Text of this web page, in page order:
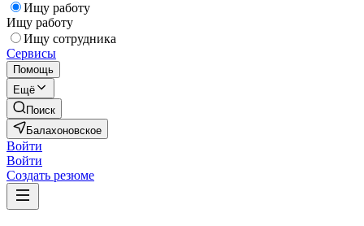
Ищу работу
Ищу работу
Ищу сотрудника
Сервисы
Помощь
Ещё
Поиск
Балахоновское
Войти
Войти
Создать резюме